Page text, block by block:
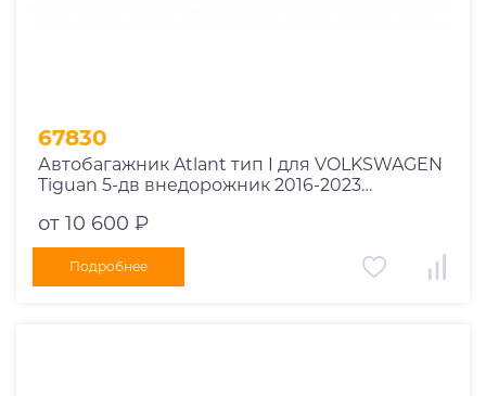
67830
Автобагажник Atlant тип I для VOLKSWAGEN
Tiguan 5-дв внедорожник 2016-2023
10002+11115+11114
от 10 600 ₽
Подробнее